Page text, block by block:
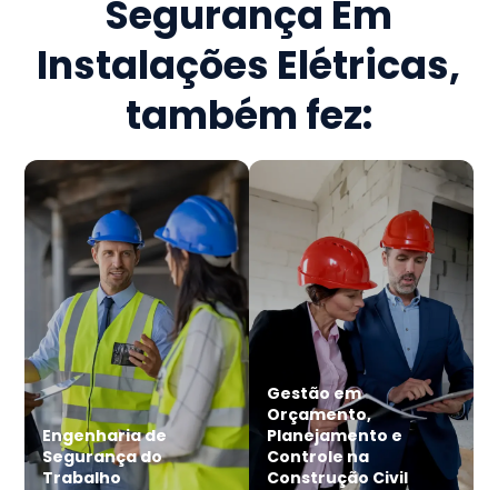
Segurança Em
Instalações Elétricas,
também fez:
Engenharia de
Segurança do
Trabalho
Gestão em
Orçamento,
Planejamento e
Controle na
Construção Civil